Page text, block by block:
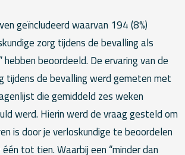
geïncludeerd waarvan 194 (8%)
zorg tijdens de bevalling als
hebben beoordeeld. De ervaring van de
tijdens de bevalling werd gemeten met
die gemiddeld zes weken
werd. Hierin werd de vraag gesteld om
is door je verloskundige te beoordelen
tot tien. Waarbij een “minder dan